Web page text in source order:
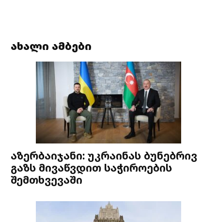
ახალი ამბები
აზერბაიჯანი: უკრაინას ბუნებრივ
გაზს მივაწვდით საჭიროების
შემთხვევაში